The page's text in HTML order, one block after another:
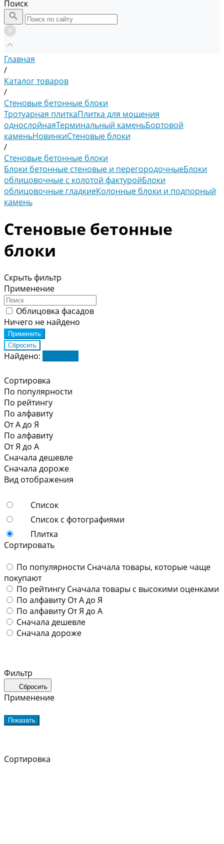
Поиск
Главная
/
Каталог товаров
/
Стеновые бетонные блоки
Тротуарная плиткаПлитка для мощения
однослойнаяТерминальный каменьБортовой
каменьНовинкиСтеновые блоки
/
Стеновые бетонные блоки
Блоки бетонные стеновые и перегородочныеБлоки
облицовочные с колотой фактуройБлоки
облицовочные гладкиеКолонные блоки и подпорный
камень
Стеновые бетонные
блоки
Скрыть фильтр
Применение
Облицовка фасадов
Ничего не найдено
Найдено:
Сортировка
По популярности
По рейтингу
По алфавиту
От А до Я
По алфавиту
От Я до А
Сначала дешевле
Сначала дороже
Вид отображения
Список
Список с фотографиями
Плитка
Сортировать
По популярности Сначала товары, которые чаще
покупают
По рейтингу Сначала товары с высокими оценками
По алфавиту От А до Я
По алфавиту От Я до А
Сначала дешевле
Сначала дороже
Фильтр
Сбросить
Применение
Показать
Сортировка